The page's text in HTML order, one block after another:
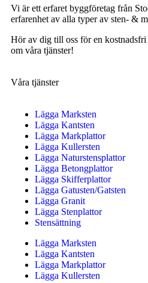
Vi är ett erfaret byggföretag från
erfarenhet av alla typer av sten- &
Hör av dig till oss för en
om våra tjänster!
Våra tjänster
Lägga Marksten
Lägga Kantsten
Lägga Markplattor
Lägga Kullersten
Lägga Naturstensplattor
Lägga Betongplattor
Lägga Skifferplattor
Lägga Gatusten/Gatsten
Lägga Granit
Lägga Stenplattor
Stensättning
Lägga Marksten
Lägga Kantsten
Lägga Markplattor
Lägga Kullersten